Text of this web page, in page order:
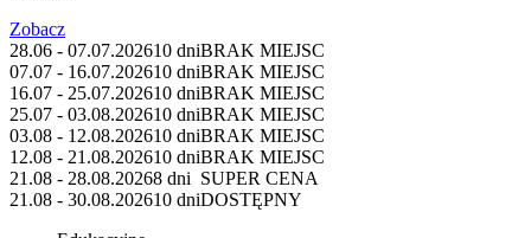
Zobacz
28.06 - 07.07.202610 dniBRAK MIEJSC
07.07 - 16.07.202610 dniBRAK MIEJSC
16.07 - 25.07.202610 dniBRAK MIEJSC
25.07 - 03.08.202610 dniBRAK MIEJSC
03.08 - 12.08.202610 dniBRAK MIEJSC
12.08 - 21.08.202610 dniBRAK MIEJSC
21.08 - 28.08.20268 dni SUPER CENA
21.08 - 30.08.202610 dniDOSTĘPNY